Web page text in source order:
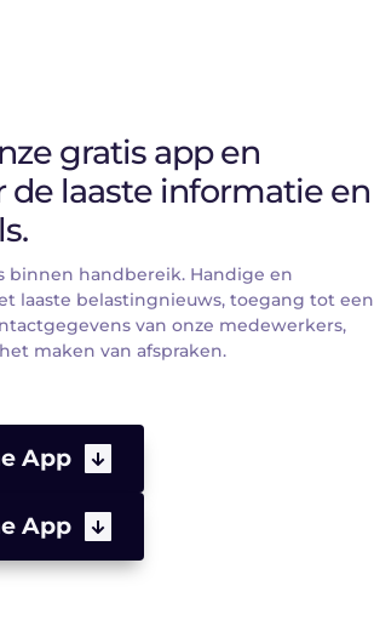
gratis app en
de laaste informatie en
binnen handbereik. Handige en
laaste belastingnieuws, toegang tot een
van onze medewerkers,
maken van afspraken.
App
App